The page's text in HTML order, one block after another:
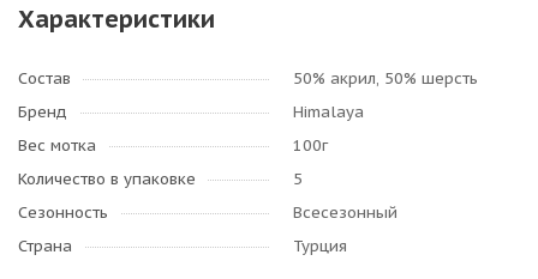
Характеристики
Состав
50% акрил, 50% шерсть
Бренд
Himalaya
Вес мотка
100г
Количество в упаковке
5
Сезонность
Всесезонный
Страна
Турция